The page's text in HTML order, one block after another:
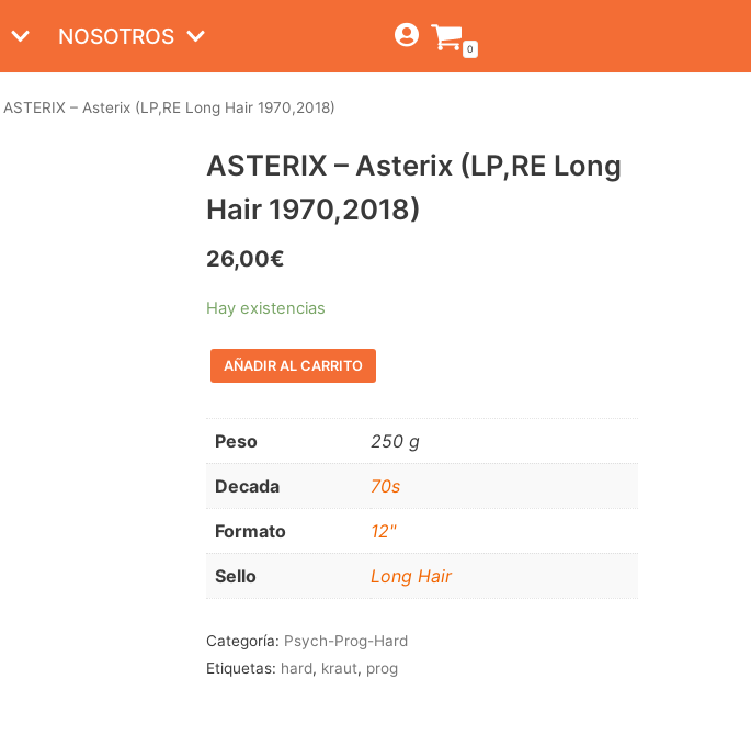
NOSOTROS 0
ALTERNATIVE-INDIE
RNB-SOUL-LATIN
JAZZ-BLUES
ASTERIX – Asterix (LP,RE Long Hair 1970,2018)
ASTERIX – Asterix (LP,RE Long
Hair 1970,2018)
26,00€
Hay existencias
AÑADIR AL CARRITO
Peso 250 g
Decada 70s
Formato 12"
Sello Long Hair
Categoría: Psych-Prog-Hard
Etiquetas: hard, kraut, prog